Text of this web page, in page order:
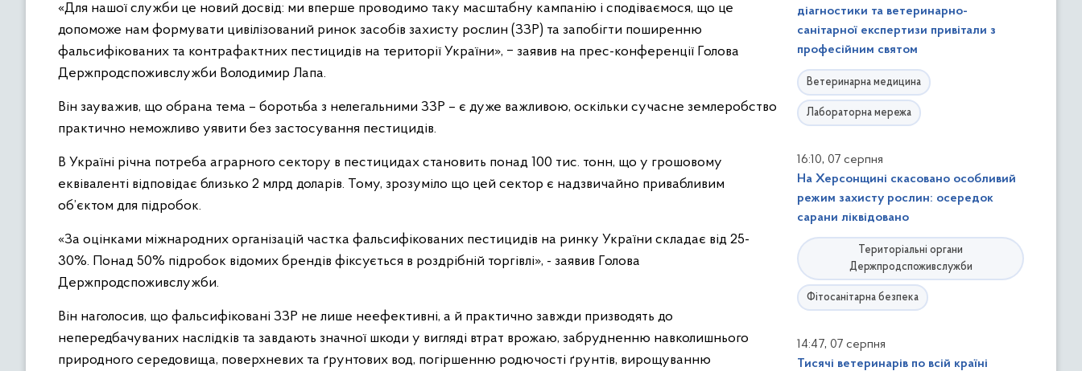
«Для нашої служби це новий досвід: ми вперше проводимо таку масштабну кампанію і сподіваємося, що це
допоможе нам формувати цивілізований ринок засобів захисту рослин (ЗЗР) та запобігти поширенню
фальсифікованих та контрафактних пестицидів на території України», ‒ заявив на прес-конференції Голова
Держпродспоживслужби Володимир Лапа.
Він зауважив, що обрана тема – боротьба з нелегальними ЗЗР – є дуже важливою, оскільки сучасне землеробство
практично неможливо уявити без застосування пестицидів.
В Україні річна потреба аграрного сектору в пестицидах становить понад 100 тис. тонн, що у грошовому
еквіваленті відповідає близько 2 млрд доларів. Тому, зрозуміло що цей сектор є надзвичайно привабливим
об’єктом для підробок.
«За оцінками міжнародних організацій частка фальсифікованих пестицидів на ринку України складає від 25-
30%. Понад 50% підробок відомих брендів фіксується в роздрібній торгівлі», - заявив Голова
Держпродспоживслужби.
Він наголосив, що фальсифіковані ЗЗР не лише неефективні, а й практично завжди призводять до
непередбачуваних наслідків та завдають значної шкоди у вигляді втрат врожаю, забрудненню навколишнього
природного середовища, поверхневих та ґрунтових вод, погіршенню родючості ґрунтів, вирощуванню
діагностики та ветеринарно-
санітарної експертизи привітали з
професійним святом
Ветеринарна медицина
Лабораторна мережа
16:10, 07 серпня
На Херсонщині скасовано особливий
режим захисту рослин: осередок
сарани ліквідовано
Територіальні органи
Держпродспоживслужби
Фітосанітарна безпека
14:47, 07 серпня
Тисячі ветеринарів по всій країні